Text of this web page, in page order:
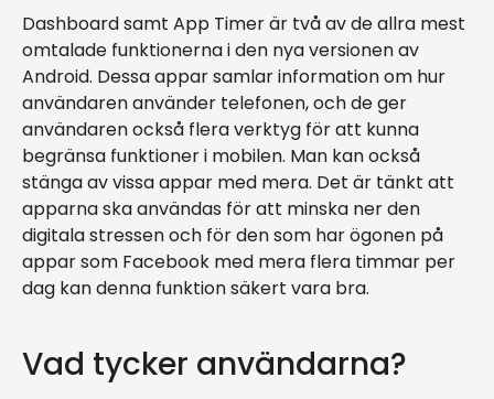
Dashboard samt App Timer är två av de allra mest
omtalade funktionerna i den nya versionen av
Android. Dessa appar samlar information om hur
användaren använder telefonen, och de ger
användaren också flera verktyg för att kunna
begränsa funktioner i mobilen. Man kan också
stänga av vissa appar med mera. Det är tänkt att
apparna ska användas för att minska ner den
digitala stressen och för den som har ögonen på
appar som Facebook med mera flera timmar per
dag kan denna funktion säkert vara bra.
Vad tycker användarna?